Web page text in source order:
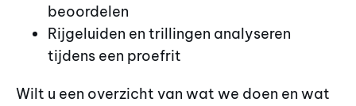
beoordelen
Rijgeluiden en trillingen analyseren
tijdens een proefrit
Wilt u een overzicht van wat we doen en wat